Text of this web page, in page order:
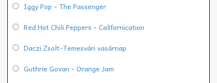
Iggy Pop - The Passenger
Red Hot Chili Peppers - Californication
Daczi Zsolt-Temesvári vasárnap
Guthrie Govan - Orange Jam